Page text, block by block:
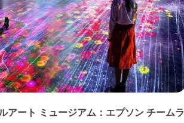
アート ミュージアム：エプソン チームラ